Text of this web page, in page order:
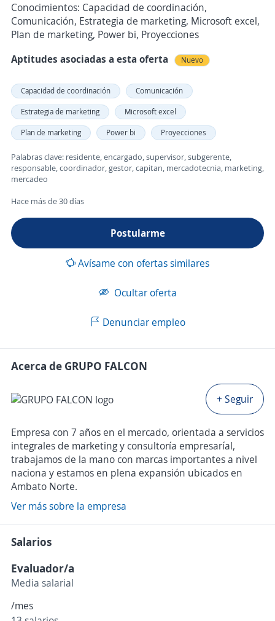
Conocimientos: Capacidad de coordinación,
Comunicación, Estrategia de marketing, Microsoft excel,
Plan de marketing, Power bi, Proyecciones
Aptitudes asociadas a esta oferta
Nuevo
Capacidad de coordinación
Comunicación
Estrategia de marketing
Microsoft excel
Plan de marketing
Power bi Proyecciones
Palabras clave: residente, encargado, supervisor, subgerente,
responsable, coordinador, gestor, capitan, mercadotecnia, marketing,
mercadeo
Hace más de 30 días
Postularme
Avísame con ofertas similares
Ocultar oferta
Denunciar empleo
Acerca de GRUPO FALCON
+ Seguir
Empresa con 7 años en el mercado, orientada a servicios
integrales de marketing y consultoría empresaríal,
trabajamos de la mano con marcas importantes a nivel
naciona y estamos en plena expansión ubicados en
Ambato Norte.
Ver más sobre la empresa
Salarios
Evaluador/a
Media salarial
/mes